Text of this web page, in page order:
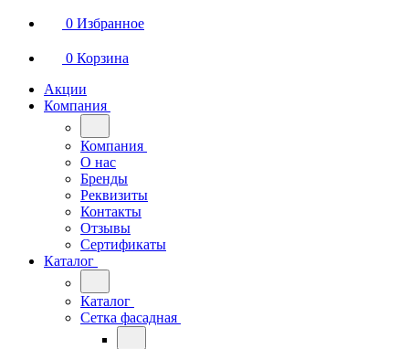
0 Избранное
0 Корзина
Акции
Компания
Компания
О нас
Бренды
Реквизиты
Контакты
Отзывы
Сертификаты
Каталог
Каталог
Сетка фасадная